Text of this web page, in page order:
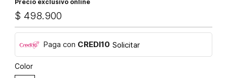
Precio exclusivo online
$ 498.900
Paga con CREDI10 Solicitar
Color